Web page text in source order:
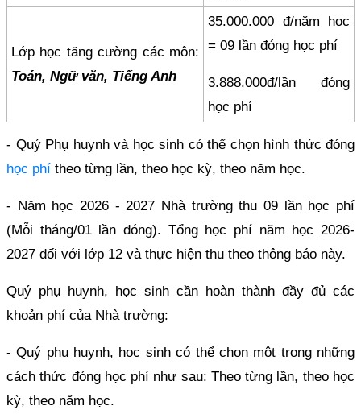
Lớp học tăng cường các môn:
Toán, Ngữ văn, Tiếng Anh
35.000.000 đ/năm học
= 09 lần đóng học phí
3.888.000đ/lần đóng
học phí
- Quý Phụ huynh và học sinh có thể chọn hình thức đóng
học phí theo từng lần, theo học kỳ, theo năm học.
- Năm học 2026 - 2027 Nhà trường thu 09 lần học phí
(Mỗi tháng/01 lần đóng). Tổng học phí năm học 2026-
2027 đối với lớp 12 và thực hiện thu theo thông báo này.
Quý phụ huynh, học sinh cần hoàn thành đầy đủ các
khoản phí của Nhà trường:
- Quý phụ huynh, học sinh có thể chọn một trong những
cách thức đóng học phí như sau: Theo từng lần, theo học
kỳ, theo năm học.